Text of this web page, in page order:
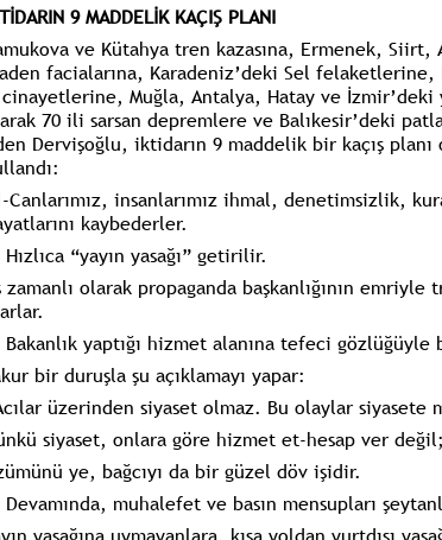
9 MADDELİK KAÇIŞ PLANI
ve Kütahya tren kazasına, Ermenek, Siirt,
facialarına, Karadeniz’deki Sel felaketlerine,
Muğla, Antalya, Hatay ve İzmir’deki
70 ili sarsan depremlere ve Balıkesir’deki
Dervişoğlu, iktidarın 9 maddelik bir kaçış
Canlarımız, insanlarımız ihmal, denetimsizlik,
kaybederler.
“yayın yasağı” getirilir.
zamanlı olarak propaganda başkanlığının
Bakanlık yaptığı hizmet alanına tefeci gözlüğüyle
bir duruşla şu açıklamayı yapar:
üzerinden siyaset olmaz. Bu olaylar siyasete
siyaset, onlara göre hizmet et-hesap ver değil;
ye, bağcıyı da bir güzel döv işidir.
Devamında, muhalefet ve basın mensupları